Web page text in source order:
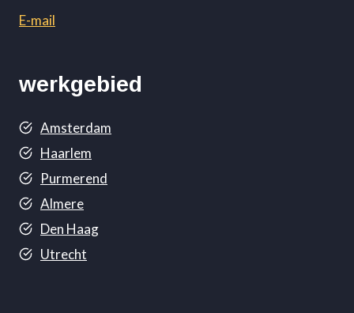
E-mail
werkgebied
Amsterdam
Haarlem
Purmerend
Almere
Den Haag
Utrecht